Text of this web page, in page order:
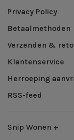
Privacy Policy
Betaalmethoden
Verzenden &
Klantenservice
Herroeping
RSS-feed
Snip Wonen +